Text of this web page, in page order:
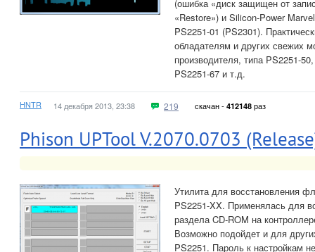
(ошибка «диск защищен от
«Restore») и Silicon-Power
PS2251-01 (PS2301).
обладателям и других свежих
производителя, типа PS2251-
PS2251-67 и т.д.
HNTR 14 декабря 2013, 23:38 219 скачан - 412148 раз
Phison UPTool V.2070.0703
Утилита для восстановления
PS2251-XX. Применялась для
раздела CD-ROM на
Возможно подойдет и для
PS2251. Пароль к настройкам